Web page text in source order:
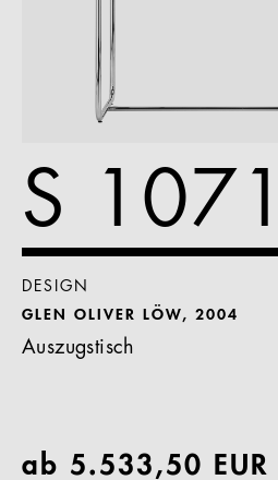
S 1071
DESIGN
GLEN OLIVER LÖW, 2004
Auszugstisch
ab 5.533,50 EUR